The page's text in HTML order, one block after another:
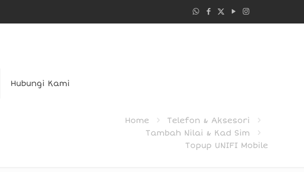
Hubungi Kami
Home
Telefon & Aksesori
Tambah Nilai & Kad Sim
Topup UNIFI Mobile